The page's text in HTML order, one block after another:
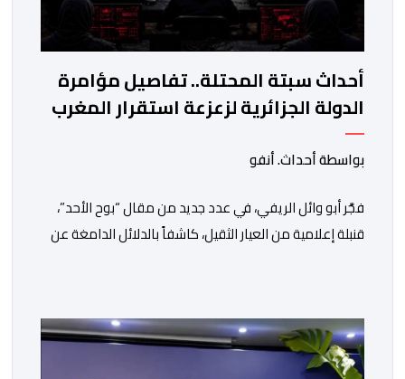
أحداث سبتة المحتلة.. تفاصيل مؤامرة
الدولة الجزائرية لزعزعة استقرار المغرب
بواسطة أحداث. أنفو
فجَّر أبو وائل الريفي، في عدد جديد من مقال “بوح الأحد”،
قنبلة إعلامية من العيار الثقيل، كاشفاً بالدلائل الدامغة عن
كاشفا خيوط حملة تحريضية ممنهجة شنتها الحسابات
والمنصات التابعة للمخابرات العسكرية الجزائرية لاستدراج
الشباب والقاصرين عبر مواقع التواصل الاجتماعي، وذلك […]